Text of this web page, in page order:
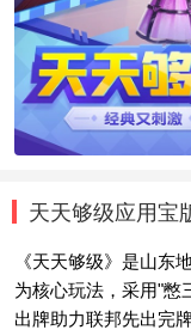
天天够级应用宝
《天天够级》是山东
为核心玩法，采用"憋
出牌助力联邦先出完